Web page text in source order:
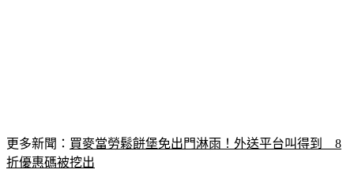
更多新聞： 買麥當勞鬆餅堡免出門淋雨！外送平台叫得到　8
折優惠碼被挖出